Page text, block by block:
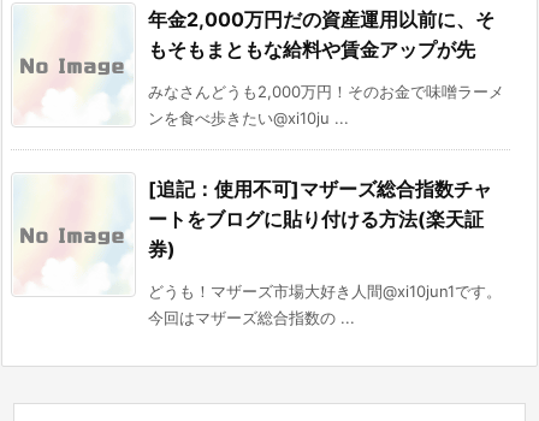
年金2,000万円だの資産運用以前に、そ
もそもまともな給料や賃金アップが先
みなさんどうも2,000万円！そのお金で味噌ラーメ
ンを食べ歩きたい@xi10ju ...
[追記：使用不可]マザーズ総合指数チャ
ートをブログに貼り付ける方法(楽天証
券)
どうも！マザーズ市場大好き人間@xi10jun1です。
今回はマザーズ総合指数の ...